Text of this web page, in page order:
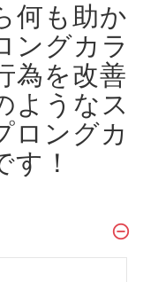
何も助か
ングカラ
為を改善
ようなス
ロングカ
す！